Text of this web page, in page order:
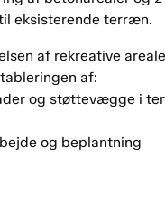
eksisterende terræn.
af rekreative
af:
og støttevægge i
og beplantning